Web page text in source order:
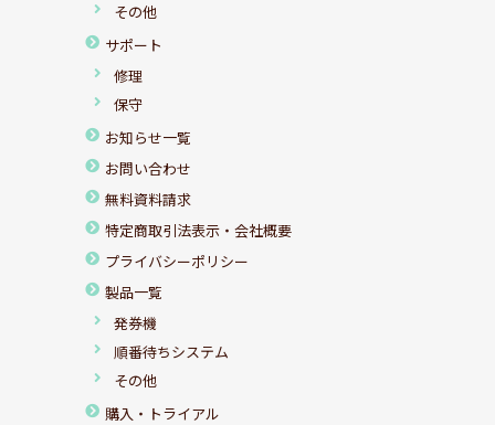
その他
サポート
修理
保守
お知らせ一覧
お問い合わせ
無料資料請求
特定商取引法表示・会社概要
プライバシーポリシー
製品一覧
発券機
順番待ちシステム
その他
購入・トライアル